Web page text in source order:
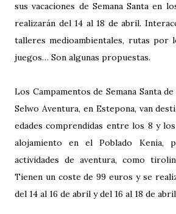
sus vacaciones de Semana Santa en
realizarán del 14 al 18 de abril.
talleres medioambientales, rutas por
juegos… Son algunas propuestas.
Los Campamentos de Semana Santa
Selwo Aventura, en Estepona, van
edades comprendidas entre los 8 y
alojamiento en el Poblado Kenia,
actividades de aventura, como
Tienen un coste de 99 euros y se
del 14 al 16 de abril y del 16 al 18 de